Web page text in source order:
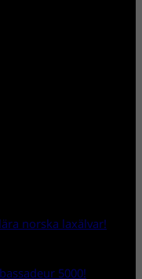
norska laxälvar!
5000!